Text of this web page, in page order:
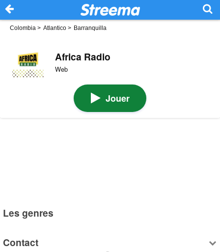
Colombia > Atlantico > Barranquilla
Africa Radio
Web
Jouer
Les genres
Contact